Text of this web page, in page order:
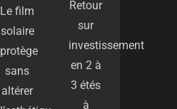
Le film
solaire
protège
sans
altérer
Retour
sur
investissement
en 2 à
3 étés
à